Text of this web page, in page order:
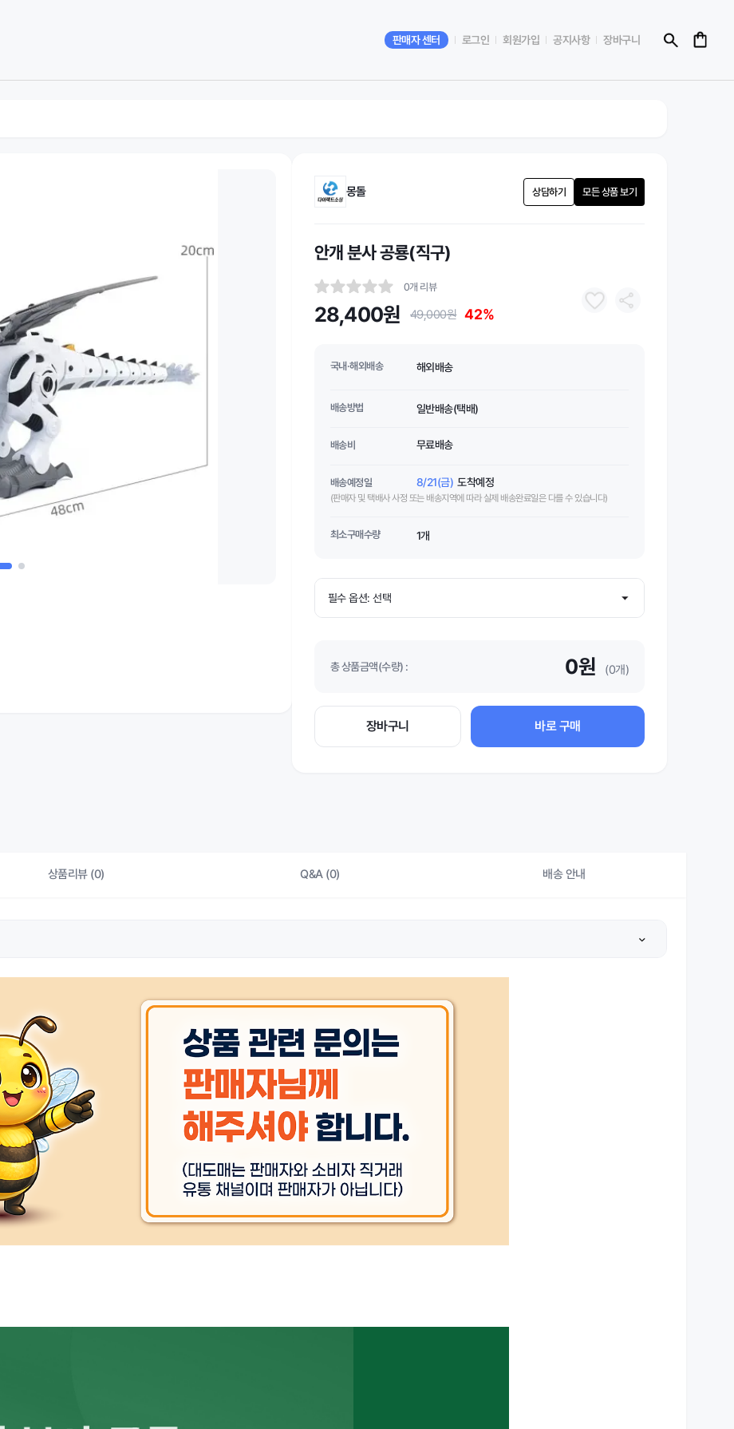
판매자 센터 로그인 회원가입 공지사항 장바구니
몽돌 상담하기 모든 상품 보기
안개 분사 공룡(직구)
0개 리뷰
28,400원 49,000원 42%
국내·해외배송 해외배송
배송방법 일반배송(택배)
배송비 무료배송
배송예정일 8/21(금) 도착예정
(판매자 및 택배사 사정 또는 배송지역에 따라 실제 배송완료일은 다를 수 있습니다)
최소구매수량 1개
총 상품금액(수량) : 0원 (0개)
장바구니 바로 구매
상품리뷰 (0) Q&A (0) 배송 안내
KC 인증정보 상품 상세설명 참조
사용연령 또는 권장사용연령 상품 상세설명 참조
동일모델의 출시년월
제조국 상품 상세설명 참조
품질보증기준 상품 상세설명 참조